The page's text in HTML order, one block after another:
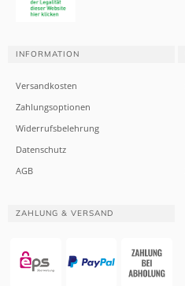
INFORMATION
Versandkosten
Zahlungsoptionen
Widerrufsbelehrung
Datenschutz
AGB
ZAHLUNG & VERSAND